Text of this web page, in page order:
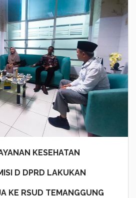
KESEHATAN
D DPRD LAKUKAN
KE RSUD TEMANGGUNG